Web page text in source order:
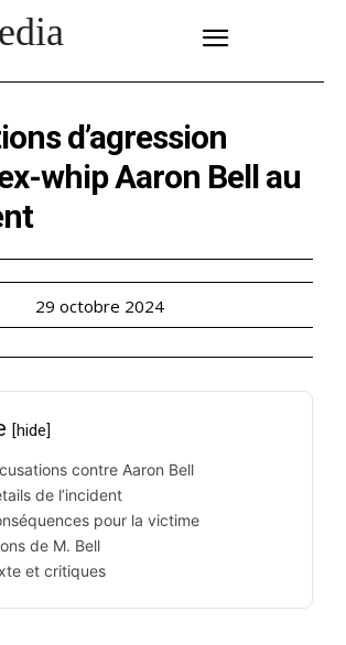
d’agression
whip Aaron Bell au
29 octobre 2024
[hide]
contre Aaron Bell
de l’incident
pour la victime
de M. Bell
et critiques